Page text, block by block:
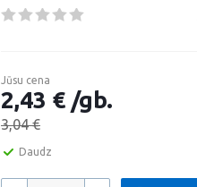
Jūsu cena
2,43 € /gb.
3,04 €
Daudz